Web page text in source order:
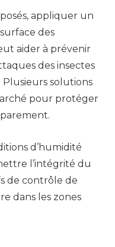
appliquer un
des
aider à prévenir
des insectes
Plusieurs solutions
pour protéger
d’humidité
l’intégrité du
de contrôle de
dans les zones